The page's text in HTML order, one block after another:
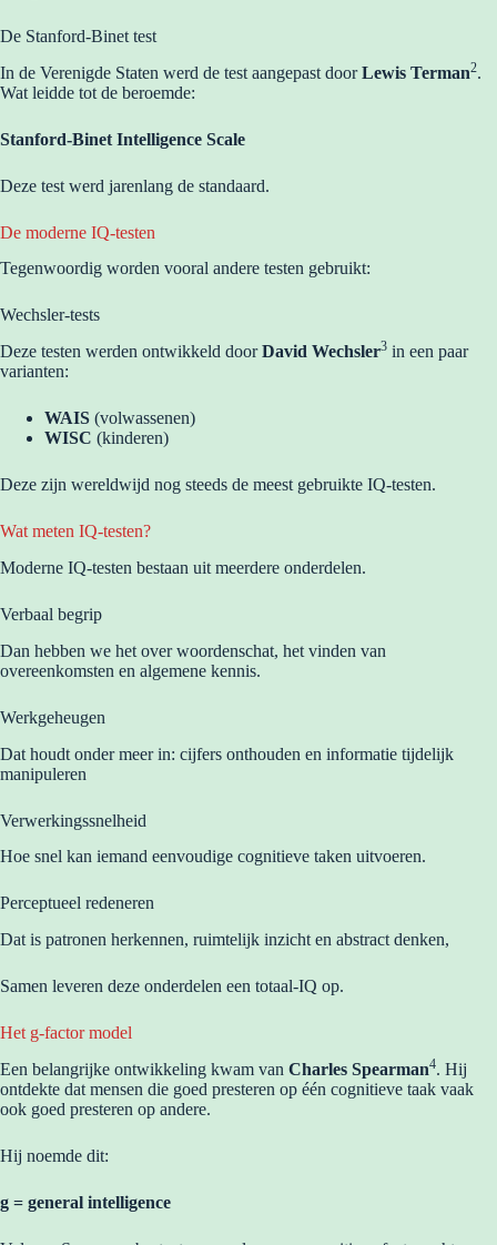
De Stanford-Binet test
In de Verenigde Staten werd de test aangepast doorLewis Terman2.
Wat leidde tot de beroemde:
Stanford-Binet Intelligence Scale
Deze test werd jarenlang de standaard.
De moderne IQ-testen
Tegenwoordig worden vooral andere testen gebruikt:
Wechsler-tests
Deze testen werden ontwikkeld doorDavid Wechsler3 in een paar
varianten:
WAIS (volwassenen)
WISC (kinderen)
Deze zijn wereldwijd nog steeds de meest gebruikte IQ-testen.
Wat meten IQ-testen?
Moderne IQ-testen bestaan uit meerdere onderdelen.
Verbaal begrip
Dan hebben we het over woordenschat, het vinden van
overeenkomsten en algemene kennis.
Werkgeheugen
Dat houdt onder meer in: cijfers onthouden en informatie tijdelijk
manipuleren
Verwerkingssnelheid
Hoe snel kan iemand eenvoudige cognitieve taken uitvoeren.
Perceptueel redeneren
Dat is patronen herkennen, ruimtelijk inzicht en abstract denken,
Samen leveren deze onderdelen een totaal-IQ op.
Het g-factor model
Een belangrijke ontwikkeling kwam van Charles Spearman4. Hij
ontdekte dat mensen die goed presteren op één cognitieve taak vaak
ook goed presteren op andere.
Hij noemde dit:
g = general intelligence